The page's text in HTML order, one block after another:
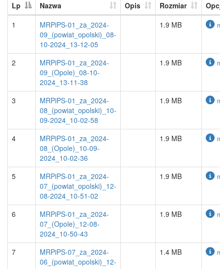
Lp Nazwa Opis Rozmiar
1
MRPiPS-01_za_2024-
09_(powiat_opolski)_08-
10-2024_13-12-05
1.9 MB
2
MRPiPS-01_za_2024-
09_(Opole)_08-10-
2024_13-11-38
1.9 MB
3
MRPiPS-01_za_2024-
08_(powiat_opolski)_10-
09-2024_10-02-58
1.9 MB
4
MRPiPS-01_za_2024-
08_(Opole)_10-09-
2024_10-02-36
1.9 MB
5
MRPiPS-01_za_2024-
07_(powiat_opolski)_12-
08-2024_10-51-02
1.9 MB
6
MRPiPS-01_za_2024-
07_(Opole)_12-08-
2024_10-50-43
1.9 MB
7
MRPiPS-07_za_2024-
06_(powiat_opolski)_12-
1.4 MB